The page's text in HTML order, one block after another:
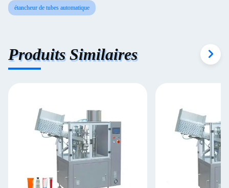
étancheur de tubes automatique
Produits Similaires